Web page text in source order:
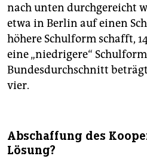
nach unten durchgereicht
etwa in Berlin auf einen
höhere Schulform schafft,
eine „niedrigere“
Bundesdurchschnitt
vier.
Abschaffung des
Lösung?